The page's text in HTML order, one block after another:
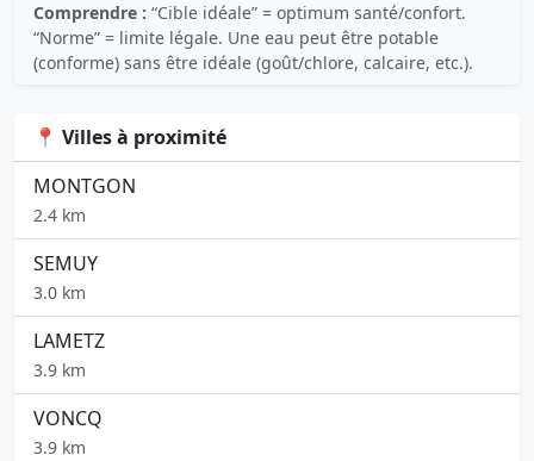
Comprendre : “Cible idéale” = optimum santé/confort.
“Norme” = limite légale. Une eau peut être potable
(conforme) sans être idéale (goût/chlore, calcaire, etc.).
📍 Villes à proximité
MONTGON
2.4 km
SEMUY
3.0 km
LAMETZ
3.9 km
VONCQ
3.9 km